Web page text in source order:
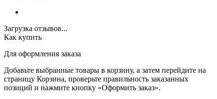
Загрузка отзывов...
Как купить
Для оформления заказа
Добавьте выбранные товары в корзину, а затем перейдите на
страницу Корзина, проверьте правильность заказанных
позиций и нажмите кнопку «Оформить заказ».